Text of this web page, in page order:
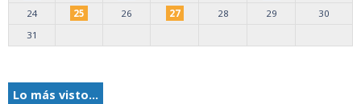
24
25 26 27 28 29
30
31
Lo más visto...